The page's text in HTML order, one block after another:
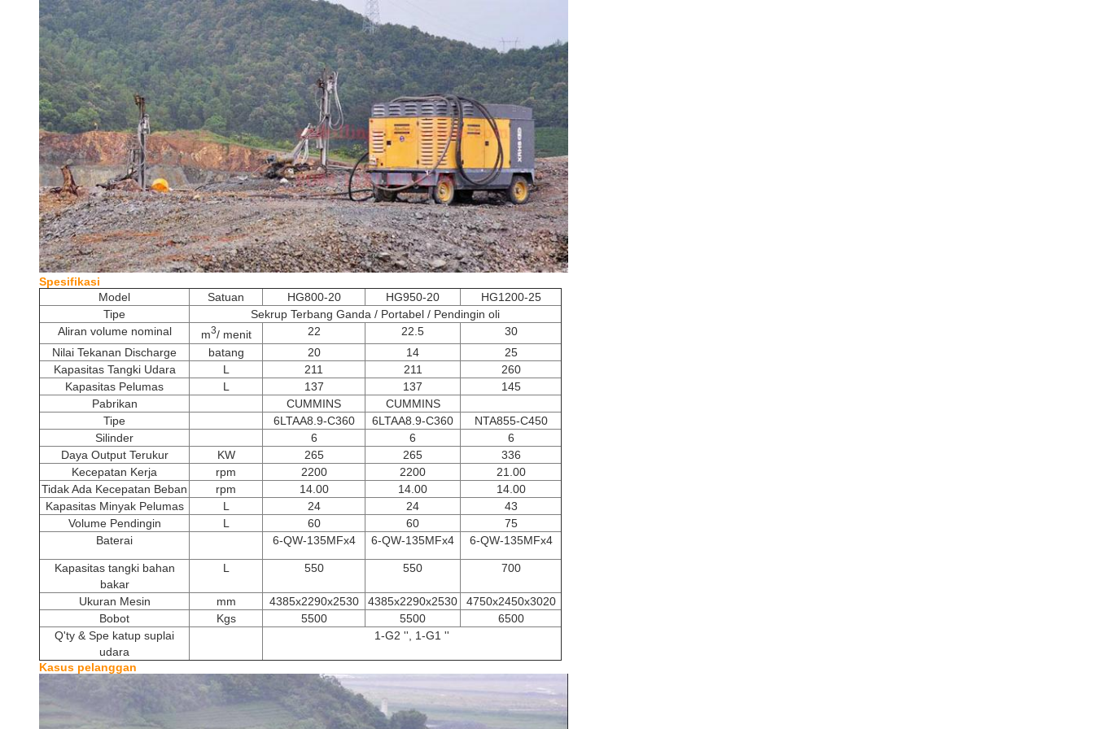
Spesifikasi
Model
Satuan HG800-20 HG950-20
HG1200-25
Tipe
Sekrup Terbang Ganda / Portabel / Pendingin oli
Aliran volume nominal
m3/ menit 22 22.5
30
Nilai Tekanan Discharge
batang 20 14
25
Kapasitas Tangki Udara
L 211 211
260
Kapasitas Pelumas
L 137 137
145
Pabrikan
CUMMINS
CUMMINS
Tipe
6LTAA8.9-C360 6LTAA8.9-C360
NTA855-C450
Silinder
6 6
6
Daya Output Terukur
KW 265 265
336
Kecepatan Kerja
rpm 2200 2200
21.00
Tidak Ada Kecepatan Beban
rpm 14.00 14.00
14.00
Kapasitas Minyak Pelumas
L 24 24
43
Volume Pendingin
L 60 60
75
Baterai
6-QW-135MFx4 6-QW-135MFx4 6-QW-135MFx4
Kapasitas tangki bahan
bakar
L 550 550 700
Ukuran Mesin mm 4385x2290x2530 4385x2290x2530
4750x2450x3020
Bobot
Kgs 5500 5500
6500
Q'ty & Spe katup suplai
udara
1-G2 '', 1-G1 ''
Kasus pelanggan